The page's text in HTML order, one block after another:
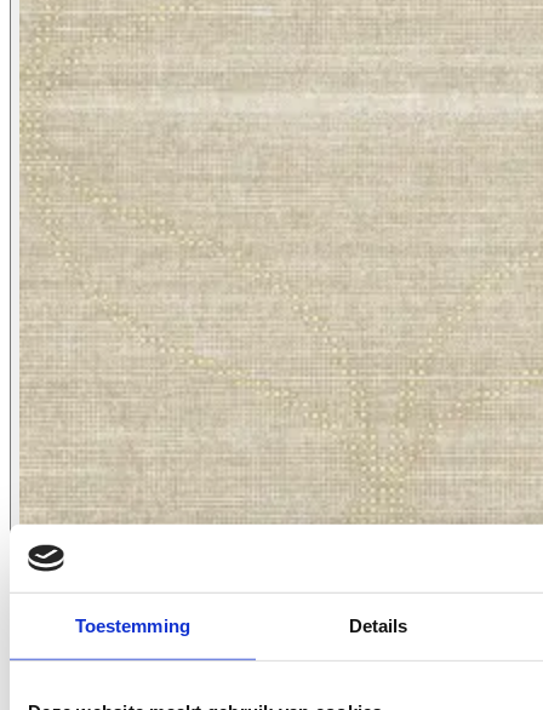
Toestemming Details
2617.33